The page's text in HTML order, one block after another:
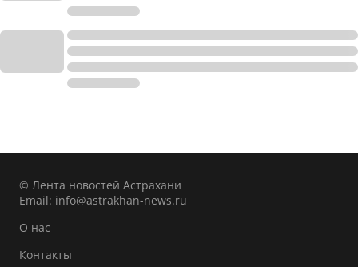
© Лента новостей Астрахани
Email: info@astrakhan-news.ru
О нас
Контакты